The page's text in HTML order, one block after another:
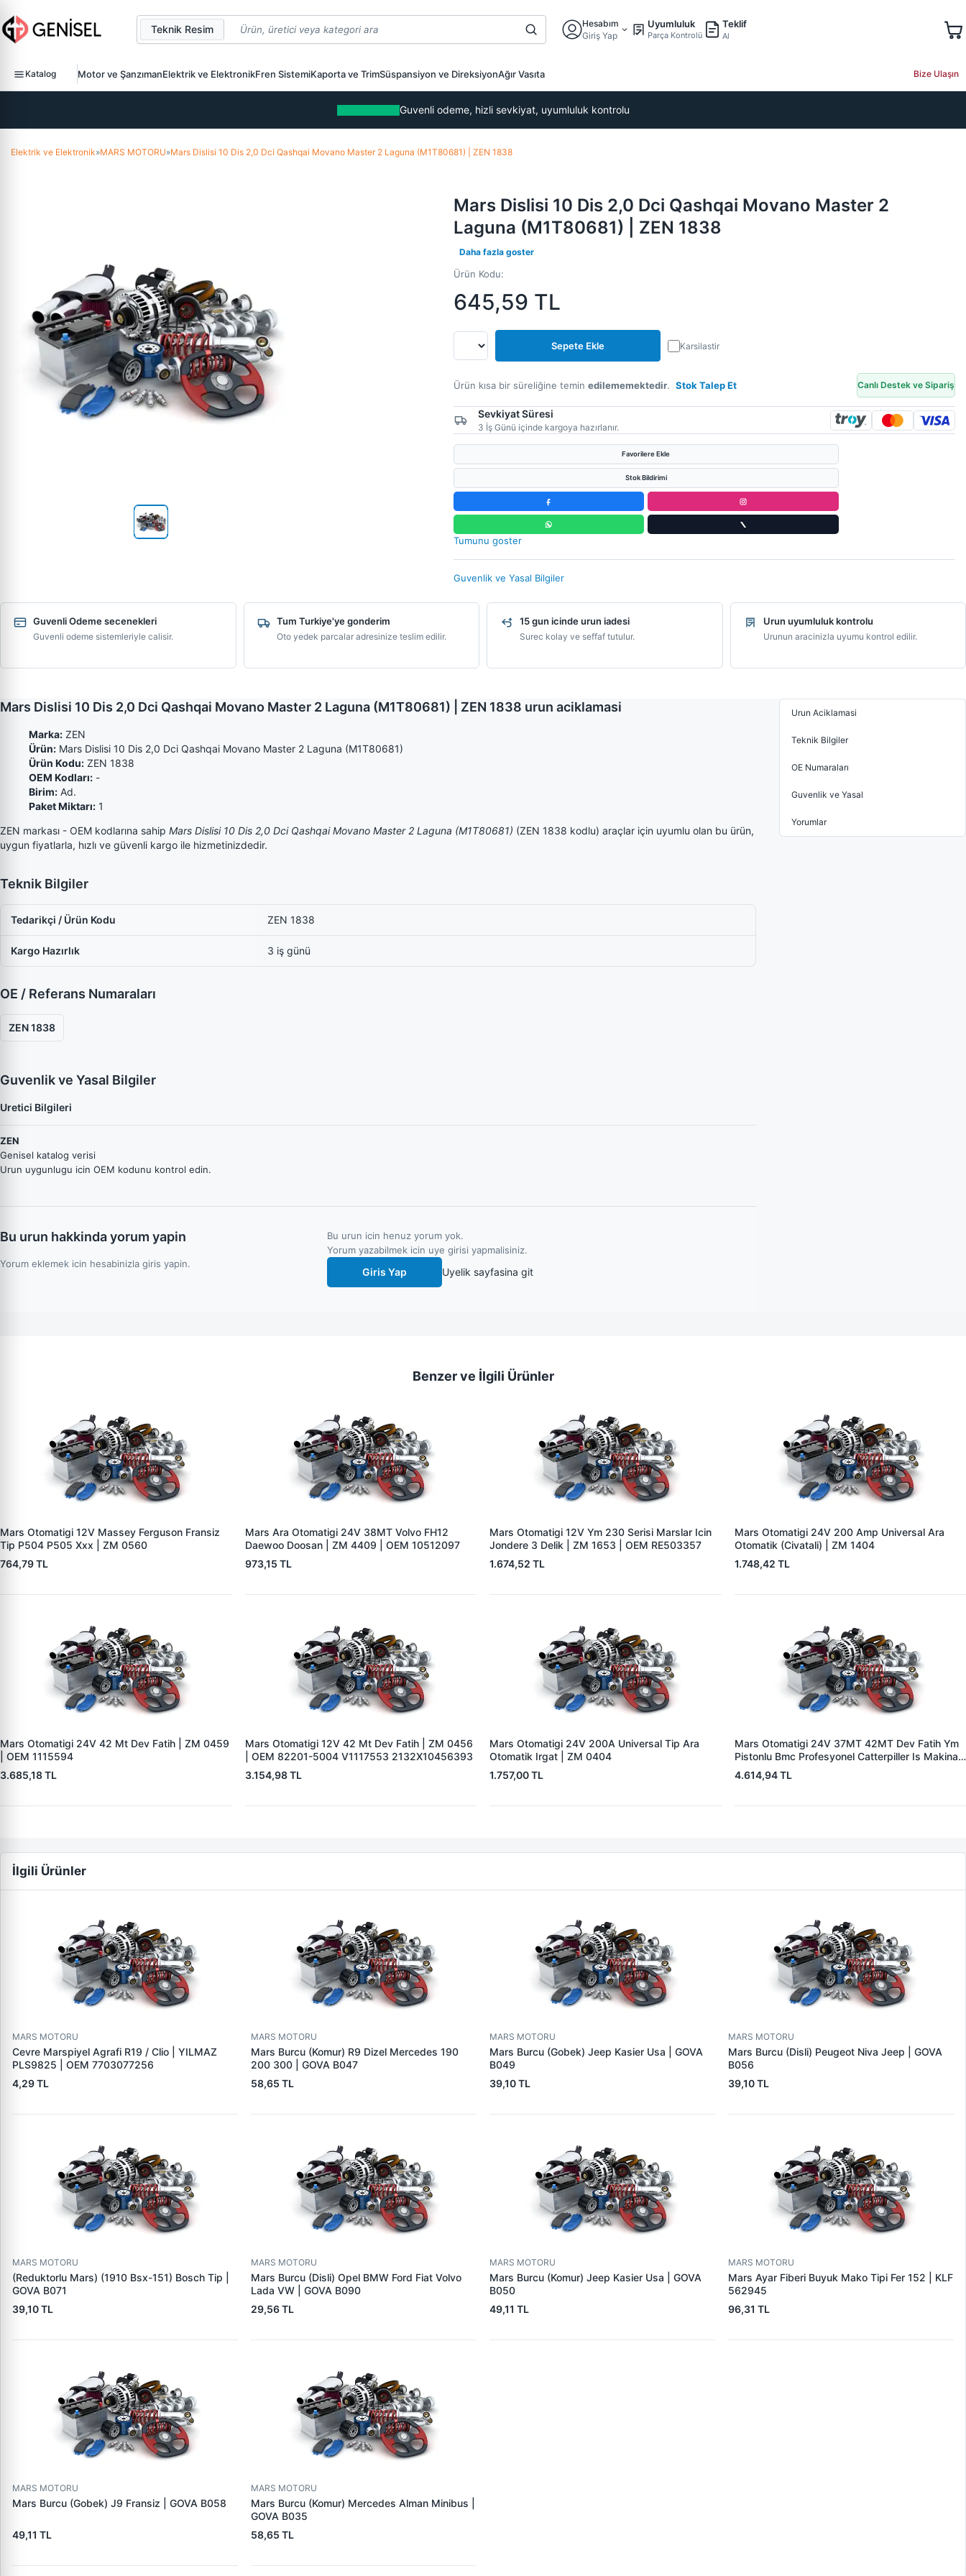
Teknik Resim
Hesabım
Giriş Yap
Uyumluluk
Parça Kontrolü
Teklif
Al
Katalog Motor ve ŞanzımanElektrik ve ElektronikFren SistemiKaporta ve TrimSüspansiyon ve DireksiyonAğır Vasıta Bize Ulaşın
Guvenli odeme, hizli sevkiyat, uyumluluk kontrolu
Elektrik ve Elektronik»MARS MOTORU»Mars Dislisi 10 Dis 2,0 Dci Qashqai Movano Master 2 Laguna (M1T80681) | ZEN 1838
Mars Dislisi 10 Dis 2,0 Dci Qashqai Movano Master 2
Laguna (M1T80681) | ZEN 1838
Daha fazla goster
Ürün Kodu:
645,59 TL
Sepete Ekle Karsilastir
Ürün kısa bir süreliğine temin edilememektedir. Stok Talep Et Canlı Destek ve Sipariş
Sevkiyat Süresi
3 İş Günü içinde kargoya hazırlanır.
Favorilere Ekle
Stok Bildirimi
Tumunu goster
Guvenlik ve Yasal Bilgiler
Guvenli Odeme secenekleri
Guvenli odeme sistemleriyle calisir.
Tum Turkiye'ye gonderim
Oto yedek parcalar adresinize teslim edilir.
15 gun icinde urun iadesi
Surec kolay ve seffaf tutulur.
Urun uyumluluk kontrolu
Urunun aracinizla uyumu kontrol edilir.
Mars Dislisi 10 Dis 2,0 Dci Qashqai Movano Master 2 Laguna (M1T80681) | ZEN 1838 urun aciklamasi
Marka: ZEN
Ürün: Mars Dislisi 10 Dis 2,0 Dci Qashqai Movano Master 2 Laguna (M1T80681)
Ürün Kodu: ZEN 1838
OEM Kodları: -
Birim: Ad.
Paket Miktarı: 1
ZEN markası - OEM kodlarına sahip Mars Dislisi 10 Dis 2,0 Dci Qashqai Movano Master 2 Laguna (M1T80681) (ZEN 1838 kodlu) araçlar için uyumlu olan bu ürün,
uygun fiyatlarla, hızlı ve güvenli kargo ile hizmetinizdedir.
Teknik Bilgiler
Tedarikçi / Ürün Kodu ZEN 1838
Kargo Hazırlık 3 iş günü
OE / Referans Numaraları
ZEN 1838
Guvenlik ve Yasal Bilgiler
Uretici Bilgileri
ZEN
Genisel katalog verisi
Urun uygunlugu icin OEM kodunu kontrol edin.
Bu urun hakkinda yorum yapin
Yorum eklemek icin hesabinizla giris yapin.
Bu urun icin henuz yorum yok.
Yorum yazabilmek icin uye girisi yapmalisiniz.
Giris Yap Uyelik sayfasina git
Urun Aciklamasi
Teknik Bilgiler
OE Numaraları
Guvenlik ve Yasal
Yorumlar
Benzer ve İlgili Ürünler
Mars Otomatigi 12V Massey Ferguson Fransiz
Tip P504 P505 Xxx | ZM 0560
764,79 TL
Mars Ara Otomatigi 24V 38MT Volvo FH12
Daewoo Doosan | ZM 4409 | OEM 10512097
973,15 TL
Mars Otomatigi 12V Ym 230 Serisi Marslar Icin
Jondere 3 Delik | ZM 1653 | OEM RE503357
1.674,52 TL
Mars Otomatigi 24V 200 Amp Universal Ara
Otomatik (Civatali) | ZM 1404
1.748,42 TL
Mars Otomatigi 24V 42 Mt Dev Fatih | ZM 0459
| OEM 1115594
3.685,18 TL
Mars Otomatigi 12V 42 Mt Dev Fatih | ZM 0456
| OEM 82201-5004 V1117553 2132X10456393
3.154,98 TL
Mars Otomatigi 24V 200A Universal Tip Ara
Otomatik Irgat | ZM 0404
1.757,00 TL
Mars Otomatigi 24V 37MT 42MT Dev Fatih Ym
Pistonlu Bmc Profesyonel Catterpiller Is Makinasi
| ZM 0361 | OEM 3604650RX 7T0258 7X1955
4.614,94 TL
İlgili Ürünler
MARS MOTORU
Cevre Marspiyel Agrafi R19 / Clio | YILMAZ
PLS9825 | OEM 7703077256
4,29 TL
MARS MOTORU
Mars Burcu (Komur) R9 Dizel Mercedes 190
200 300 | GOVA B047
58,65 TL
MARS MOTORU
Mars Burcu (Gobek) Jeep Kasier Usa | GOVA
B049
39,10 TL
MARS MOTORU
Mars Burcu (Disli) Peugeot Niva Jeep | GOVA
B056
39,10 TL
MARS MOTORU
(Reduktorlu Mars) (1910 Bsx-151) Bosch Tip |
GOVA B071
39,10 TL
MARS MOTORU
Mars Burcu (Disli) Opel BMW Ford Fiat Volvo
Lada VW | GOVA B090
29,56 TL
MARS MOTORU
Mars Burcu (Komur) Jeep Kasier Usa | GOVA
B050
49,11 TL
MARS MOTORU
Mars Ayar Fiberi Buyuk Mako Tipi Fer 152 | KLF
562945
96,31 TL
MARS MOTORU
Mars Burcu (Gobek) J9 Fransiz | GOVA B058
49,11 TL
MARS MOTORU
Mars Burcu (Komur) Mercedes Alman Minibus |
GOVA B035
58,65 TL